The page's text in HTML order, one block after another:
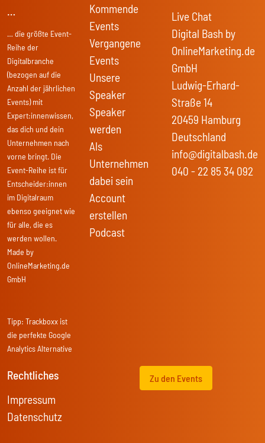
…
… die größte Event-
Reihe der
Digitalbranche
(bezogen auf die
Anzahl der jährlichen
Events) mit
Expert:innenwissen,
das dich und dein
Unternehmen nach
vorne bringt. Die
Event-Reihe ist für
Entscheider:innen
im Digitalraum
ebenso geeignet wie
für alle, die es
werden wollen.
Made by
OnlineMarketing.de
GmbH
Tipp: Trackboxx ist
die perfekte Google
Analytics Alternative
Kommende
Events
Vergangene
Events
Unsere
Speaker
Speaker
werden
Als
Unternehmen
dabei sein
Account
erstellen
Podcast
Live Chat
Digital Bash by
OnlineMarketing.de
GmbH
Ludwig-Erhard-
Straße 14
20459 Hamburg
Deutschland
info@digitalbash.de
040 - 22 85 34 092
Rechtliches
Impressum
Datenschutz
Zu den Events